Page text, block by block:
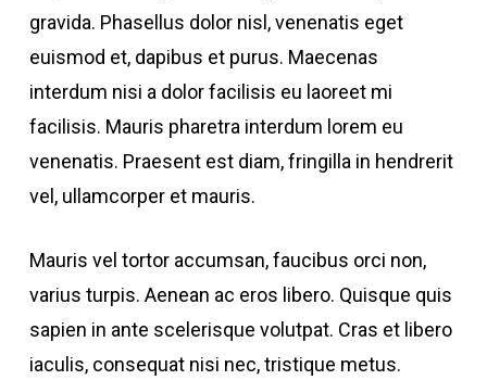
gravida. Phasellus dolor nisl, venenatis eget
euismod et, dapibus et purus. Maecenas
interdum nisi a dolor facilisis eu laoreet mi
facilisis. Mauris pharetra interdum lorem eu
venenatis. Praesent est diam, fringilla in hendrerit
vel, ullamcorper et mauris.
Mauris vel tortor accumsan, faucibus orci non,
varius turpis. Aenean ac eros libero. Quisque quis
sapien in ante scelerisque volutpat. Cras et libero
iaculis, consequat nisi nec, tristique metus.